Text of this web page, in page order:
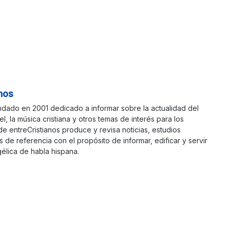
en 2001 dedicado a informar sobre la actualidad del
la música cristiana y otros temas de interés para los
entreCristianos produce y revisa noticias, estudios
de referencia con el propósito de informar, edificar y servir
de habla hispana.